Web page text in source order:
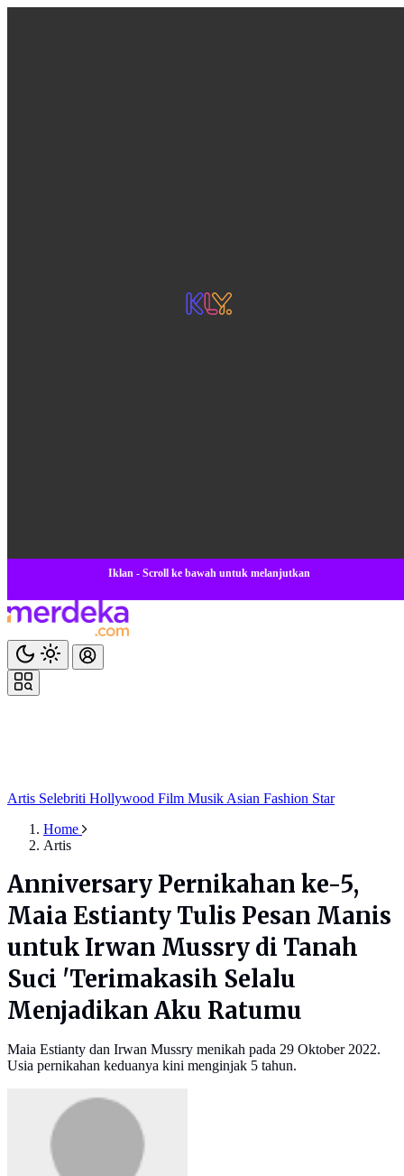
Iklan - Scroll ke bawah untuk melanjutkan
Artis Selebriti Hollywood Film Musik Asian Fashion Star
Home
Artis
Anniversary Pernikahan ke-5,
Maia Estianty Tulis Pesan Manis
untuk Irwan Mussry di Tanah
Suci 'Terimakasih Selalu
Menjadikan Aku Ratumu
Maia Estianty dan Irwan Mussry menikah pada 29 Oktober 2022.
Usia pernikahan keduanya kini menginjak 5 tahun.